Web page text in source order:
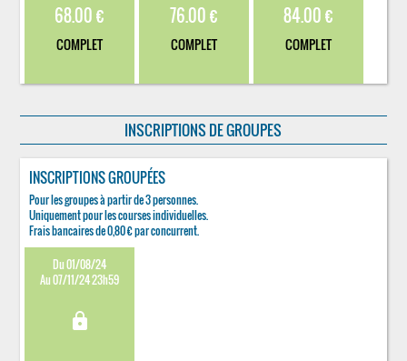
68.00 €
COMPLET
76.00 €
COMPLET
84.00 €
COMPLET
INSCRIPTIONS DE GROUPES
INSCRIPTIONS GROUPÉES
Pour les groupes à partir de 3 personnes.
Uniquement pour les courses individuelles.
Frais bancaires de 0,80 € par concurrent.
Du 01/08/24
Au 07/11/24 23h59
lock